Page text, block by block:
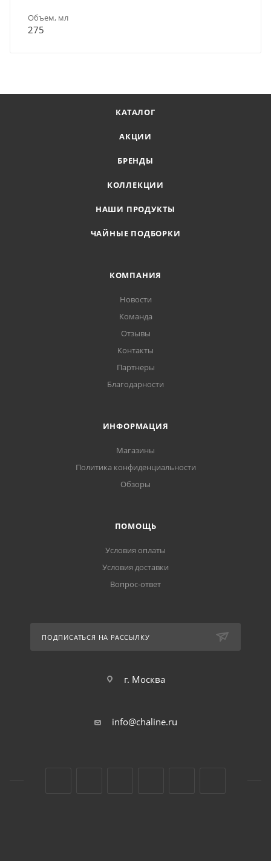
Объем, мл
275
КАТАЛОГ
АКЦИИ
БРЕНДЫ
КОЛЛЕКЦИИ
НАШИ ПРОДУКТЫ
ЧАЙНЫЕ ПОДБОРКИ
КОМПАНИЯ
Новости
Команда
Отзывы
Контакты
Партнеры
Благодарности
ИНФОРМАЦИЯ
Магазины
Политика конфиденциальности
Обзоры
ПОМОЩЬ
Условия оплаты
Условия доставки
Вопрос-ответ
ПОДПИСАТЬСЯ НА РАССЫЛКУ
г. Москва
info@chaline.ru